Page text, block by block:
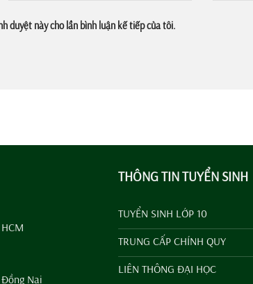
duyệt này cho lần bình luận kế tiếp của tôi.
Nai
THÔNG TIN TUYỂN SINH
TUYỂN SINH LỚP 10
TRUNG CẤP CHÍNH QUY
LIÊN THÔNG ĐẠI HỌC